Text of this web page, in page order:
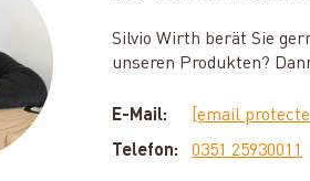
Silvio Wirth berät Sie
unseren Produkten?
E-Mail:
[email
Telefon:
0351 25930011